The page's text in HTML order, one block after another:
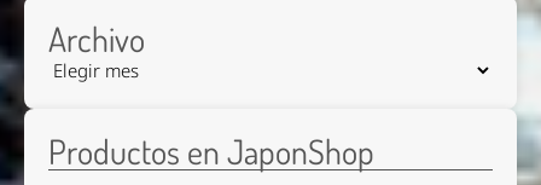
Archivo
Productos en JaponShop